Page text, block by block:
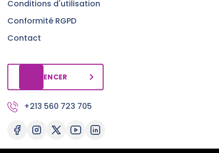
Conditions d'utilisation
Conformité RGPD
Contact
COMMENCER
+213 560 723 705